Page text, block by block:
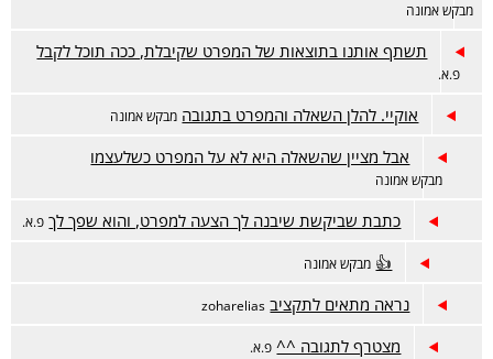
מבקש אמונה
תשתף אותנו בתוצאות של המפרט שקיבלת, ככה תוכל לקבל
פ.א.
אוקיי. להלן השאלה והמפרט בתגובה מבקש אמונה
אבל מציין שהשאלה היא לא על המפרט כשלעצמו
מבקש אמונה
כתבת שביקשת שיבנה לך הצעה למפרט, והוא שפך לך פ.א.
👍 מבקש אמונה
נראה מתאים לתקציב zoharelias
מצטרף לתגובה ^^ פ.א.